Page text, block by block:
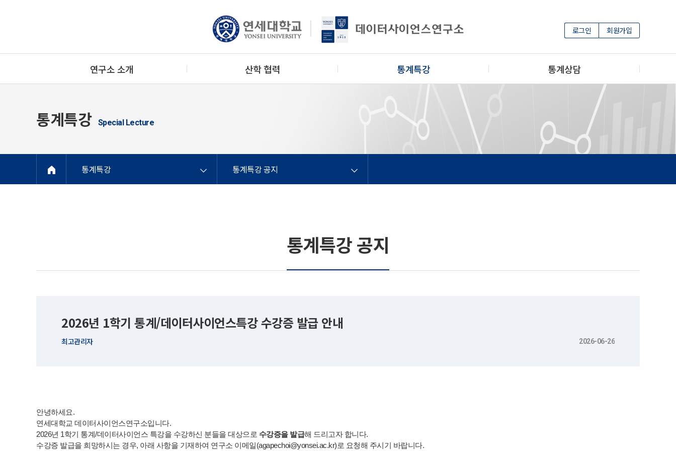
로그인 회원가입
연구소 소개 산학 협력 통계특강 통계상담
통계특강 Special Lecture
통계특강 통계특강 공지
통계특강 공지
2026년 1학기 통계/데이터사이언스특강 수강증 발급 안내
최고관리자 2026-06-26
안녕하세요.
연세대학교 데이터사이언스연구소입니다.
2026년 1학기 통계/데이터사이언스 특강을 수강하신 분들을 대상으로 수강증을 발급해 드리고자 합니다.
수강증 발급을 희망하시는 경우, 아래 사항을 기재하여 연구소 이메일(agapechoi@yonsei.ac.kr)로 요청해 주시기 바랍니다.